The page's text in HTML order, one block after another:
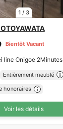
1 / 3
Bientôt Vacant
line Onigoe 2Minutes
Entièrement meublé
honoraires
Voir les détails